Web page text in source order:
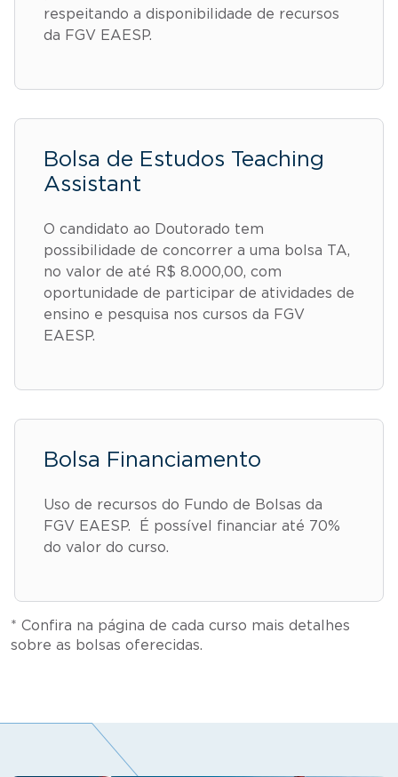
respeitando a disponibilidade de recursos
da FGV EAESP.
Bolsa de Estudos Teaching
Assistant
O candidato ao Doutorado tem
possibilidade de concorrer a uma bolsa TA,
no valor de até R$ 8.000,00, com
oportunidade de participar de atividades de
ensino e pesquisa nos cursos da FGV
EAESP.
Bolsa Financiamento
Uso de recursos do Fundo de Bolsas da
FGV EAESP. É possível financiar até 70%
do valor do curso.
* Confira na página de cada curso mais detalhes
sobre as bolsas oferecidas.